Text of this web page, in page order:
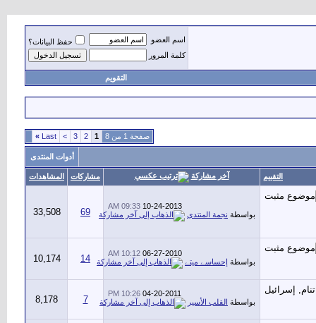
اسم العضو
حفظ البيانات؟
كلمة المرور
التقويم
صفحة 1 من 8 1
2
3
>
Last
»
أدوات المنتدى
التقييم آخر مشاركة مشاركات المشاهدات
10-24-2013
09:33 AM
بواسطة نجمة المنتدى 69
33,508
06-27-2010
10:12 AM
بواسطة إحساسے ميتے 14
10,174
04-20-2011
10:26 PM
بواسطة القلب الأسير 7
8,178